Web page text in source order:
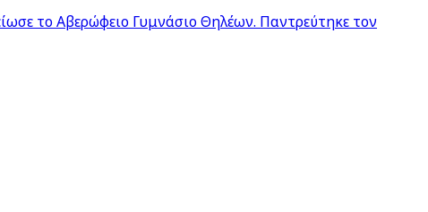
το Αβερώφειο Γυμνάσιο Θηλέων. Παντρεύτηκε τον